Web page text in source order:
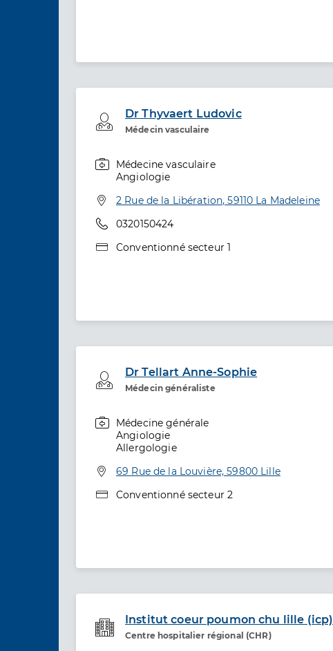
Dr Thyvaert Ludovic
Médecin vasculaire
Professionel de santé
Spécialités
Médecine vasculaire
Angiologie
Adresse
2 Rue de la Libération, 59110 La Madeleine
Téléphone
0320150424
Type de convention
Conventionné secteur 1
Dr Tellart Anne-Sophie
Médecin généraliste
Professionel de santé
Spécialités
Médecine générale
Angiologie
Allergologie
Adresse
69 Rue de la Louvière, 59800 Lille
Type de convention
Conventionné secteur 2
Institut coeur poumon chu lille (icp)
Centre hospitalier régional (CHR)
Etablissement de soins